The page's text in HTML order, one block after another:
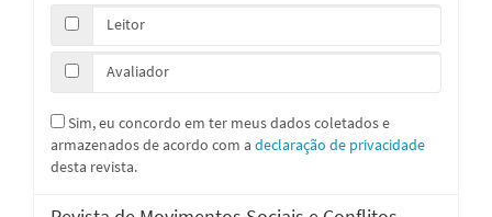
Leitor
Avaliador
armazenados de acordo com a declaração de privacidade
desta revista.